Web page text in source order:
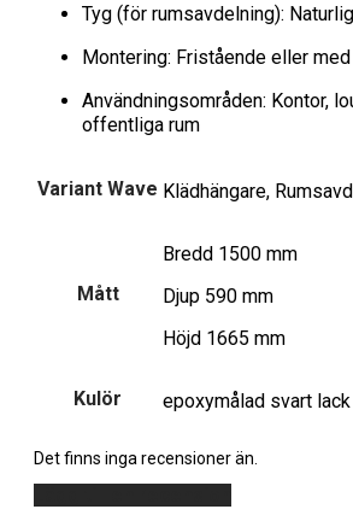
Tyg (för rumsavdelning):
Montering: Fristående eller
Användningsområden: Kontor,
offentliga rum
Variant Wave Klädhängare,
Mått
Bredd 1500 mm
Djup 590 mm
Höjd 1665 mm
Kulör epoxymålad svart lack
Det finns inga recensioner än.